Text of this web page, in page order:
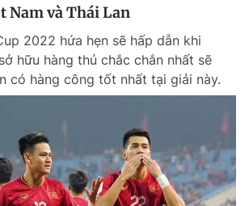
điện thoại
Nam và Thái Lan
2022 hứa hẹn sẽ hấp dẫn khi
hữu hàng thủ chắc chắn nhất sẽ
có hàng công tốt nhất tại giải này.